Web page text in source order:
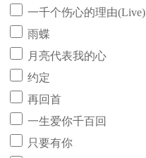
一千个伤心的理由(Live)
雨蝶
月亮代表我的心
约定
再回首
一生爱你千百回
只要有你